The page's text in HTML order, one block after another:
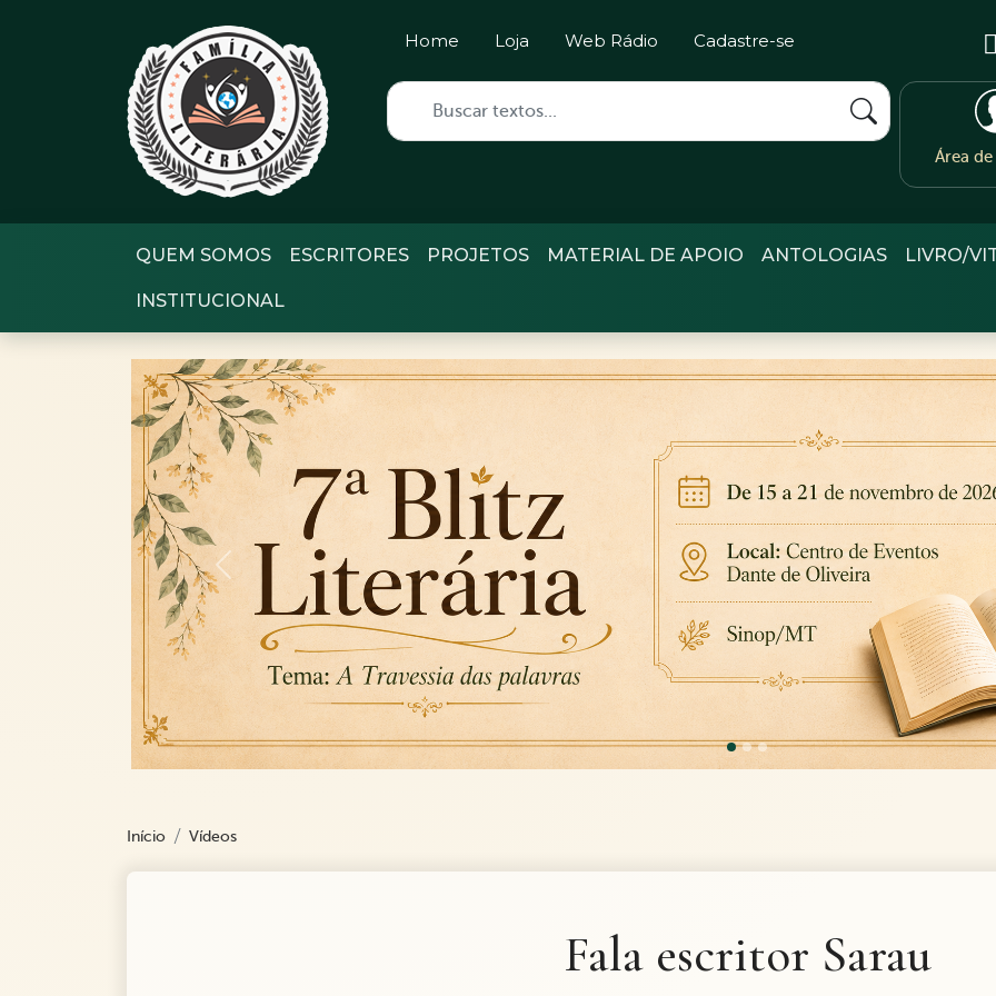
Home Loja Web Rádio Cadastre-se
Área
QUEM SOMOS ESCRITORES PROJETOS MATERIAL DE APOIO ANTOLOGIAS LIVRO/
INSTITUCIONAL
Previous
Início Vídeos
Fala escritor Sarau